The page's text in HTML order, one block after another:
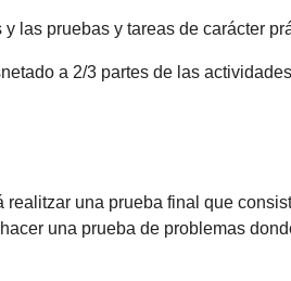
las pruebas y tareas de carácter
a 2/3 partes de las
una prueba final que
una prueba de problemas